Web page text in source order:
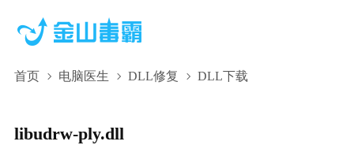
首页 电脑医生 DLL修复 DLL下载
libudrw-ply.dll,libudrw-ply.dll下载,libudrw-ply.dll修复
libudrw-ply.dll